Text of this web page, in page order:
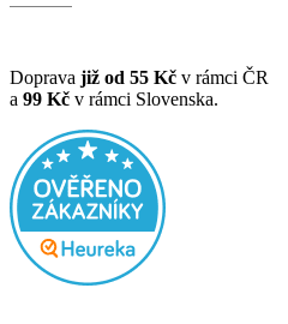
Doprava již od 55 Kč v rámci ČR
a 99 Kč v rámci Slovenska.